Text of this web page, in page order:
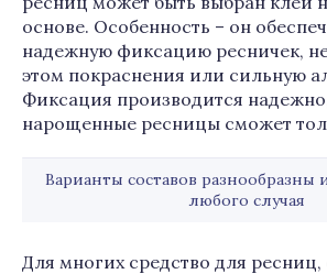
основе. Особенность – он
надежную фиксацию ресничек,
этом покраснения или сильную
Фиксация производится
нарощенные ресницы сможет
Варианты составов разнообразны
любого случая
Для многих средство для